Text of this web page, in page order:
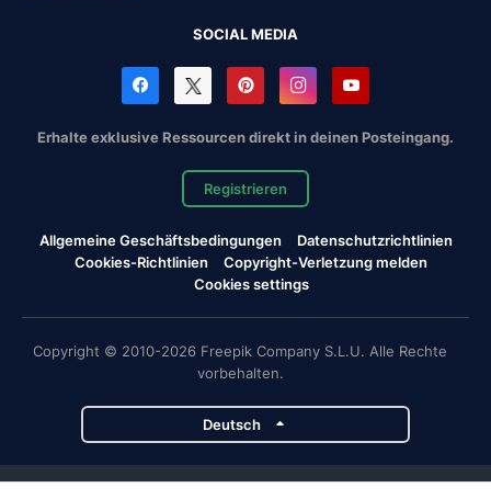
SOCIAL MEDIA
Erhalte exklusive Ressourcen direkt in deinen Posteingang.
Registrieren
Allgemeine Geschäftsbedingungen
Datenschutzrichtlinien
Cookies-Richtlinien
Copyright-Verletzung melden
Cookies settings
Copyright © 2010-2026 Freepik Company S.L.U. Alle Rechte
vorbehalten.
Deutsch